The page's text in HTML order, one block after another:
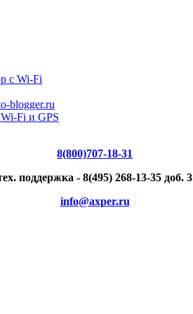
с Wi-Fi
blogger.ru
Fi и GPS
8(800)707-18-31
поддержка - 8(495) 268-13-35 доб. 3
info@axper.ru